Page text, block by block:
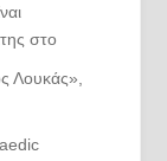
στο
Λουκάς»,